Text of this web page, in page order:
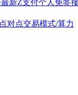
新Z支付个人免签
对点交易模式/算力